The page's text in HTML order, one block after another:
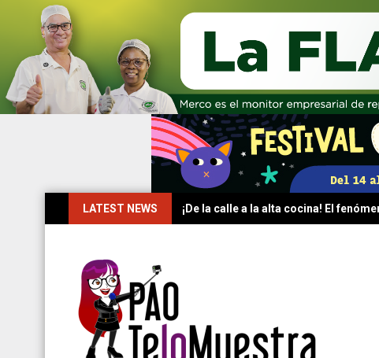
LATEST NEWS ¡De la calle a la alta cocina! El